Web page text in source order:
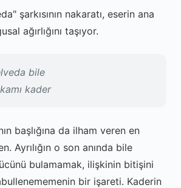
şarkısının nakaratı, eserin ana
ağırlığını taşıyor.
bile
kader
başlığına da ilham veren en
Ayrılığın o son anında bile
bulamamak, ilişkinin bitişini
bir işareti. Kaderin